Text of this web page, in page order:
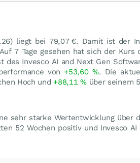
) liegt bei 79,07 €. Damit ist der
7 Tage gesehen hat sich der Kurs
des Invesco AI and Next Gen
von +53,60 %. Die
Hoch und +88,11%über seinem
sehr starke Wertentwicklung über
52 Wochen positiv und Invesco AI